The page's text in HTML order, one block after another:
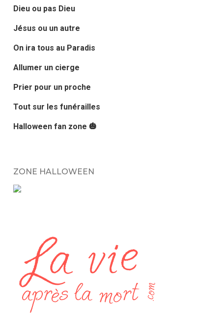
Dieu ou pas Dieu
Jésus ou un autre
On ira tous au Paradis
Allumer un cierge
Prier pour un proche
Tout sur les funérailles
Halloween fan zone 🎃
ZONE HALLOWEEN